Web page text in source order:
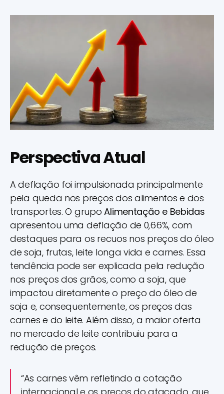
Perspectiva Atual
A deflação foi impulsionada principalmente
pela queda nos preços dos alimentos e dos
transportes. O grupoAlimentação e Bebidas
apresentou uma deflação de 0,66%, com
destaques para os recuos nos preços do óleo
de soja, frutas, leite longa vida e carnes. Essa
tendência pode ser explicada pela redução
nos preços dos grãos, como a soja, que
impactou diretamente o preço do óleo de
soja e, consequentemente, os preços das
carnes e do leite. Além disso, a maior oferta
no mercado de leite contribuiu para a
redução de preços.
“As carnes vêm refletindo a cotação